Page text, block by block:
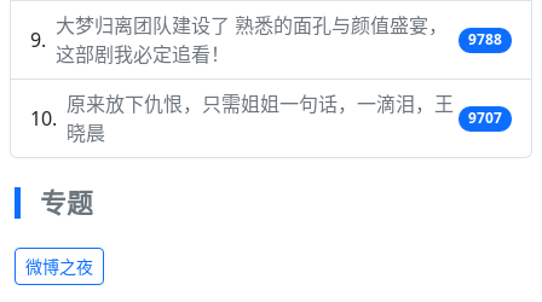
大梦归离团队建设了 熟悉的面孔与颜值盛宴，
这部剧我必定追看！
9788
原来放下仇恨，只需姐姐一句话，一滴泪，王
晓晨
9707
专题
微博之夜